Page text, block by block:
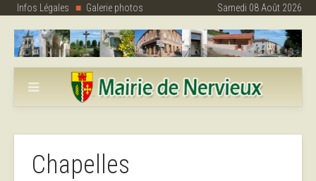
Infos Légales Galerie photos Samedi 08 Août 2026
Chapelles